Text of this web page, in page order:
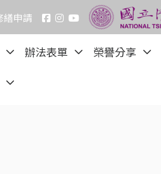
繕申請
辦法表單 榮譽分享